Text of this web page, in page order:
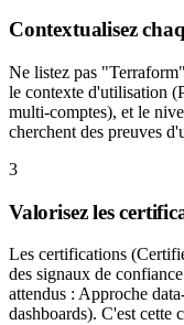
Contextualisez
Ne listez pas
le contexte d'utilisation
multi-comptes), et le
cherchent des preuves
3
Valorisez les
Les certifications
des signaux de
attendus : Approche
dashboards). C'est cette